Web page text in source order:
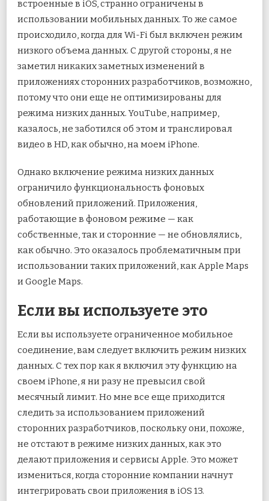
встроенные в iOS, странно ограничены в
использовании мобильных данных. То же самое
происходило, когда для Wi-Fi был включен режим
низкого объема данных. С другой стороны, я не
заметил никаких заметных изменений в
приложениях сторонних разработчиков, возможно,
потому что они еще не оптимизированы для
режима низких данных. YouTube, например,
казалось, не заботился об этом и транслировал
видео в HD, как обычно, на моем iPhone.
Однако включение режима низких данных
ограничило функциональность фоновых
обновлений приложений. Приложения,
работающие в фоновом режиме — как
собственные, так и сторонние — не обновлялись,
как обычно. Это оказалось проблематичным при
использовании таких приложений, как Apple Maps
и Google Maps.
Если вы используете это
Если вы используете ограниченное мобильное
соединение, вам следует включить режим низких
данных. С тех пор как я включил эту функцию на
своем iPhone, я ни разу не превысил свой
месячный лимит. Но мне все еще приходится
следить за использованием приложений
сторонних разработчиков, поскольку они, похоже,
не отстают в режиме низких данных, как это
делают приложения и сервисы Apple. Это может
измениться, когда сторонние компании начнут
интегрировать свои приложения в iOS 13.